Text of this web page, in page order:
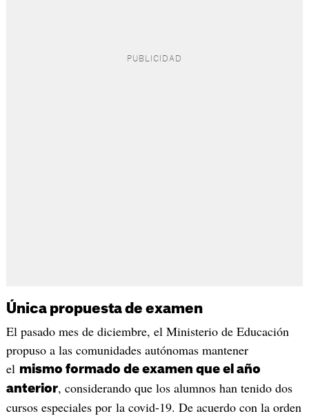
Única propuesta de examen
El pasado mes de diciembre, el Ministerio de Educación
propuso a las comunidades autónomas mantener
el mismo formado de examen que el año
anterior, considerando que los alumnos han tenido dos
cursos especiales por la covid-19. De acuerdo con la orden